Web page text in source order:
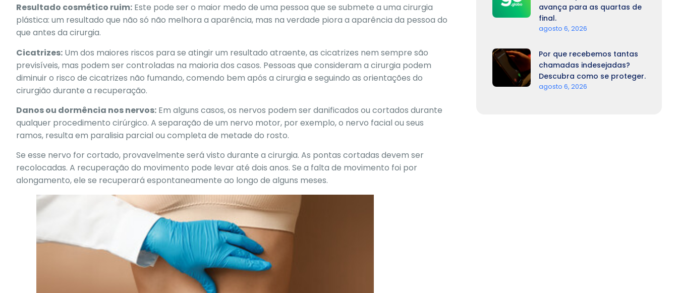
Resultado cosmético ruim: Este pode ser o maior medo de uma pessoa que se submete a uma cirurgia
plástica: um resultado que não só não melhora a aparência, mas na verdade piora a aparência da pessoa do
que antes da cirurgia.
Cicatrizes: Um dos maiores riscos para se atingir um resultado atraente, as cicatrizes nem sempre são
previsíveis, mas podem ser controladas na maioria dos casos. Pessoas que consideram a cirurgia podem
diminuir o risco de cicatrizes não fumando, comendo bem após a cirurgia e seguindo as orientações do
cirurgião durante a recuperação.
Danos ou dormência nos nervos: Em alguns casos,os nervos podem ser danificados ou cortados durante
qualquer procedimento cirúrgico. A separação de um nervo motor, por exemplo, o nervo facial ou seus
ramos, resulta em paralisia parcial ou completa de metade do rosto.
Se esse nervo for cortado, provavelmente será visto durante a cirurgia. As pontas cortadas devem ser
recolocadas. A recuperação do movimento pode levar até dois anos. Se a falta de movimento foi por
alongamento, ele se recuperará espontaneamente ao longo de alguns meses.
avança para as quartas de
final.
agosto 6, 2026
Por que recebemos tantas
chamadas indesejadas?
Descubra como se proteger.
agosto 6, 2026